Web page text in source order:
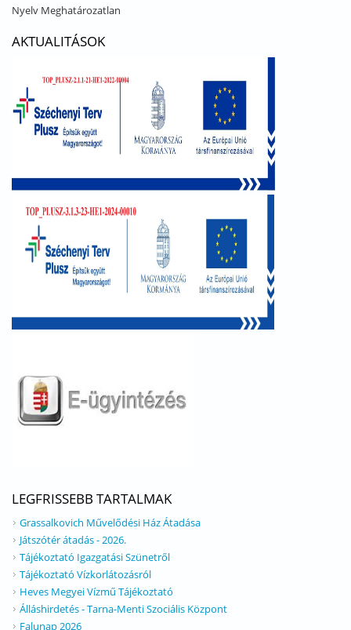
Nyelv Meghatározatlan
AKTUALITÁSOK
LEGFRISSEBB TARTALMAK
Grassalkovich Művelődési Ház Átadása
Játszótér átadás - 2026.
Tájékoztató Igazgatási Szünetről
Tájékoztató Vízkorlátozásról
Heves Megyei Vízmű Tájékoztató
Álláshirdetés - Tarna-Menti Szociális Központ
Falunap 2026